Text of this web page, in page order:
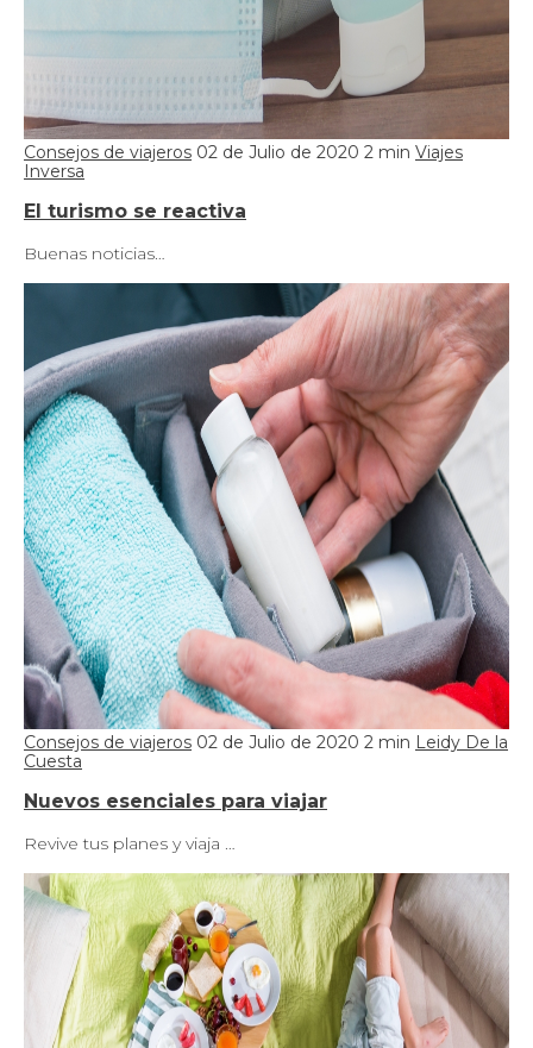
Consejos de viajeros 02 de Julio de 2020 2 min Viajes
Inversa
El turismo se reactiva
Buenas noticias…
Consejos de viajeros 02 de Julio de 2020 2 min Leidy De la
Cuesta
Nuevos esenciales para viajar
Revive tus planes y viaja …